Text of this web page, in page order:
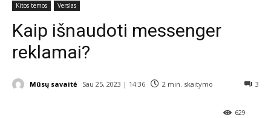
Kitos temos Verslas
Kaip išnaudoti messenger
reklamai?
Mūsų savaitė Sau 25, 2023 | 14:36 2 min. skaitymo 3
629